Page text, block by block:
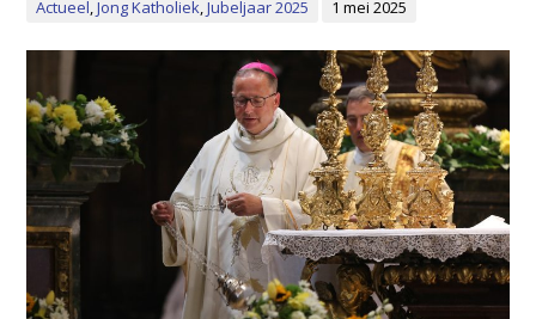
Actueel,Jong Katholiek,Jubeljaar 2025 1 mei 2025